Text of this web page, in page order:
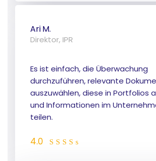
Ari M.
Direktor, IPR
Es ist einfach, die Überwachung
durchzuführen, relevante
auszuwählen, diese in Portfolios
und Informationen im
teilen.
4.0